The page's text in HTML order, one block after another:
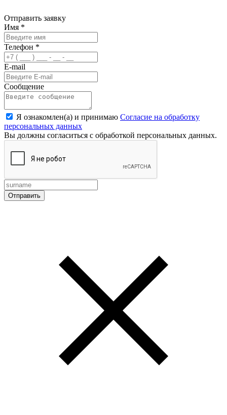
Отправить заявку
Имя *
Телефон *
E-mail
Сообщение
Я ознакомлен(а) и принимаю Согласие на обработку
персональных данных
Вы должны согласиться с обработкой персональных данных.